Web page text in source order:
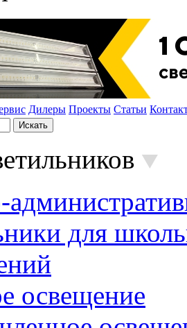
Дилеры Проекты Статьи
для
освещение